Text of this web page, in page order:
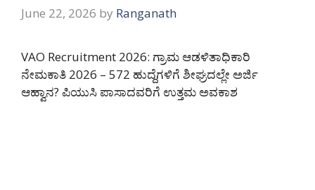
June 22, 2026 by Ranganath
VAO Recruitment 2026: ಗ್ರಾಮ ಆಡಳಿತಾಧಿಕಾರಿ
ನೇಮಕಾತಿ 2026 – 572 ಹುದ್ದೆಗಳಿಗೆ ಶೀಘ್ರದಲ್ಲೇ ಅರ್ಜಿ
ಆಹ್ವಾನ? ಪಿಯುಸಿ ಪಾಸಾದವರಿಗೆ ಉತ್ತಮ ಅವಕಾಶ